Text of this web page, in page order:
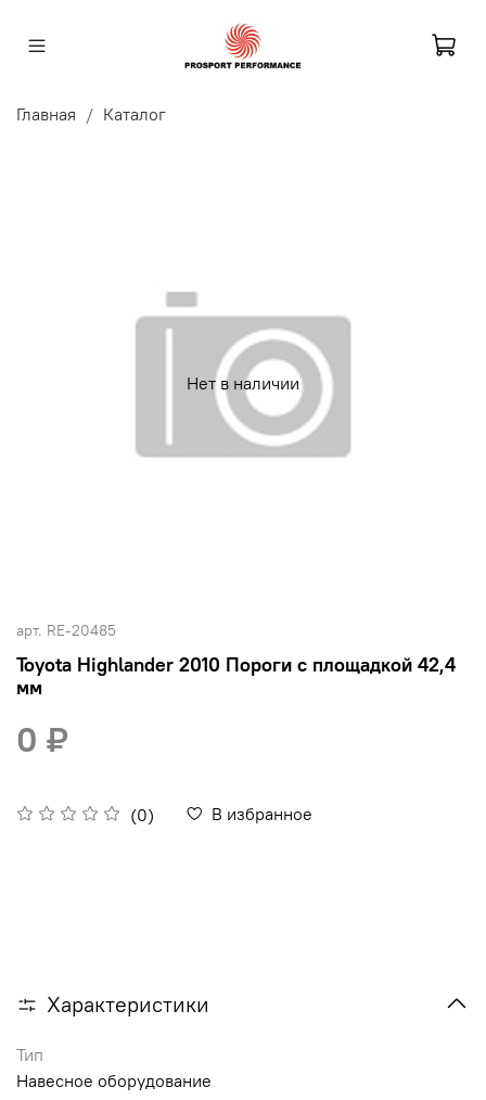
Главная Каталог
Нет в наличии
арт. RE-20485
Toyota Highlander 2010 Пороги с площадкой 42,4
мм
(0) В избранное
0 ₽
Характеристики
Тип
Навесное оборудование